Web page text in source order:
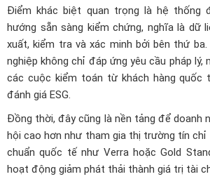
Điểm khác biệt quan trọng là hệ thống
hướng sẵn sàng kiểm chứng, nghĩa là dữ
xuất, kiểm tra và xác minh bởi bên thứ
nghiệp không chỉ đáp ứng yêu cầu pháp lý,
các cuộc kiểm toán từ khách hàng quốc
đánh giá ESG.
Đồng thời, đây cũng là nền tảng để doanh
hội cao hơn như tham gia thị trường tín
chuẩn quốc tế như Verra hoặc Gold
hoạt động giảm phát thải thành giá trị tài